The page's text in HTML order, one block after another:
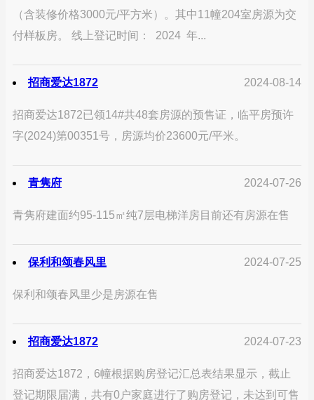
（含装修价格3000元/平方米）。其中11幢204室房源为交
付样板房。 线上登记时间： 2024 年...
招商爱达1872 2024-08-14
招商爱达1872已领14#共48套房源的预售证，临平房预许
字(2024)第00351号，房源均价23600元/平米。
青隽府 2024-07-26
青隽府建面约95-115㎡纯7层电梯洋房目前还有房源在售
保利和颂春风里 2024-07-25
保利和颂春风里少是房源在售
招商爱达1872 2024-07-23
招商爱达1872，6幢根据购房登记汇总表结果显示，截止
登记期限届满，共有0户家庭进行了购房登记，未达到可售